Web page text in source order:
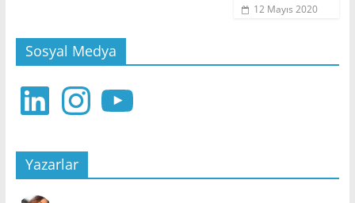
12 Mayıs 2020
Sosyal Medya
LinkedIn InstagramYouTube
Yazarlar